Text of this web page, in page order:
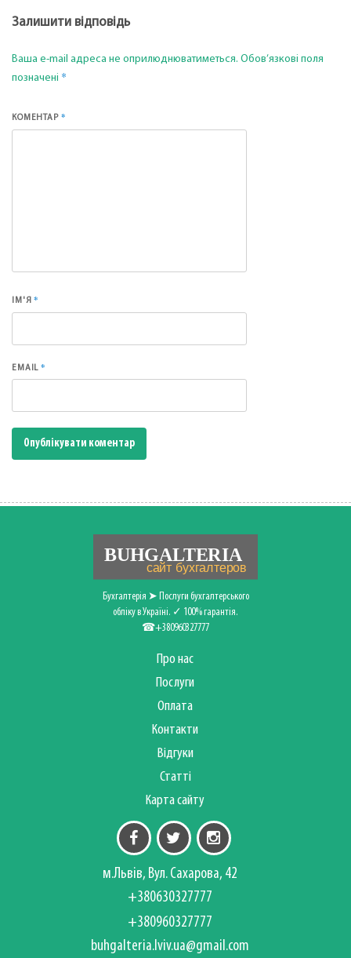
Залишити відповідь
Ваша e-mail адреса не оприлюднюватиметься. Обов’язкові поля
позначені *
КОМЕНТАР *
ІМ'Я*
EMAIL*
Бухгалтерія ➤ Послуги бухгалтерського
обліку в Україні. ✓ 100% гарантія.
☎+380960327777
Про нас
Послуги
Оплата
Контакти
Відгуки
Статті
Карта сайту
м.Львів, Вул. Сахарова, 42
+380630327777
+380960327777
buhgalteria.lviv.ua@gmail.com